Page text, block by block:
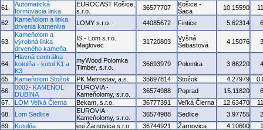
61.
Automatická
formovacia linka
EUROCAST Košice,
s.r.o.
36577707
Košice -
Šaca
10.15590
62.
Kameňolom a linka
drvenia kameniva
LOMY s.r.o. 44085672 Fintice 5.62314
63.
Kameňolom a
výrobná linka
drveného kameňa
IS - Lom s.r.o.
Maglovec
31720803
Vyšná
Šebastová
4.15076
64.
Hlavná centrálna
kotolňa - kotol K1 a
K3
myWood Polomka
Timber, s.r.o.
36693979 Polomka 3.86220
65. Kameňolom Stožok PK Metrostav, a.s. 35697814 Stožok 4.27979
66.
0002- KAMEŇOL
DUBINA
EUROVIA -
Kameňolomy, s.r.o.
36574988 Poprad 15.11820
67.
LOM Veľká Čierna Bekam, s.r.o. 36777391 Veľká Čierna 12.63470
68.
Lom Sedlice
EUROVIA -
Kameňolomy, s.r.o.
36574988 Sedlice 3.97755
69.
Kotolňa esi Žarnovica s.r.o. 36744921 Žarnovica 4.10600